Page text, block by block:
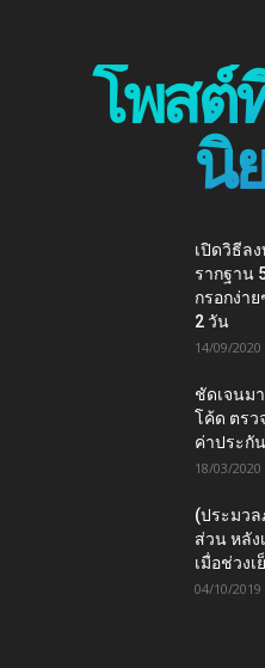
โพสต์
นิ
เปิดวิธีล
รากฐาน
กรอกง่า
2 วัน
14/09/2020
ชัดเจนม
โค้ด ตรว
ค่าประกั
18/03/2020
(ประมวล
ส่วน หลัง
เมื่อช่วง
04/10/2019